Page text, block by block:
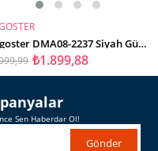
EKLE
Dagoster DMA08-2237 Siyah Günlük Deri Erkek Ayakkabı
₺1.899,88
Sen Haberdar Ol!
Gönder